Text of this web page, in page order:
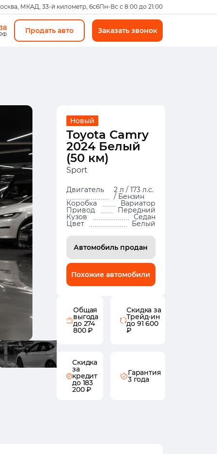
МКАД, 33-й километр, 6с6Пн-Вс с 8:00 до 21:00
Продать авто Заказать звонок
Новый
Toyota Camry
2024 Белый
(50 км)
Sport
Двигатель 2 л / 173 л.с.
/ Бензин
Коробка Вариатор
Привод Передний
Кузов Седан
Цвет Белый
Автомобиль продан
Похожие автомобили
Общая
выгода
до 274
800 ₽
Скидка за
Трейд-ин
до 91 600
₽
Скидка
за
кредит
до 183
200 ₽
Гарантия
3 года